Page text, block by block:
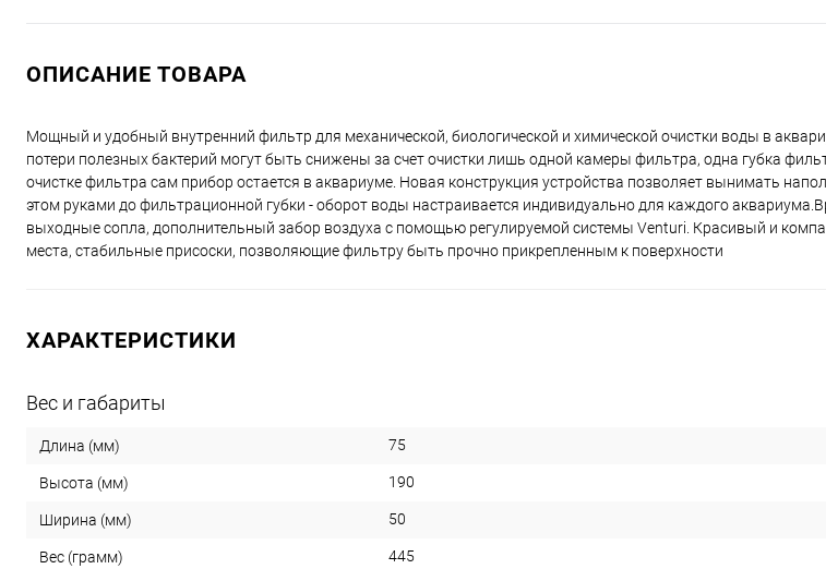
ОПИСАНИЕ ТОВАРА
Мощный и удобный внутренний фильтр для механической, биологической и химической очистки воды в
потери полезных бактерий могут быть снижены за счет очистки лишь одной камеры фильтра, одна губка
очистке фильтра сам прибор остается в аквариуме. Новая конструкция устройства позволяет вынимать
этом руками до фильтрационной губки - оборот воды настраивается индивидуально для каждого
выходные сопла, дополнительный забор воздуха с помощью регулируемой системы Venturi. Красивый и
места, стабильные присоски, позволяющие фильтру быть прочно прикрепленным к поверхности
ХАРАКТЕРИСТИКИ
Вес и габариты
Длина (мм) 75
Высота (мм) 190
Ширина (мм) 50
Вес (грамм) 445